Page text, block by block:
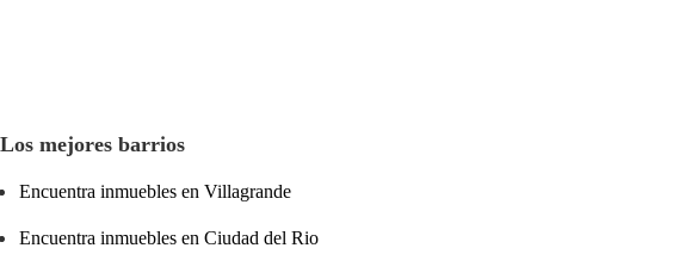
Los mejores barrios
Encuentra inmuebles en Villagrande
Encuentra inmuebles en Ciudad del Rio